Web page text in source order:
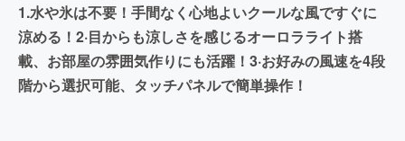
1.水や氷は不要！手間なく心地よいクールな風ですぐに
涼める！2·目からも涼しさを感じるオーロラライト搭
載、お部屋の雰囲気作りにも活躍！3·お好みの風速を4段
階から選択可能、タッチパネルで簡単操作！